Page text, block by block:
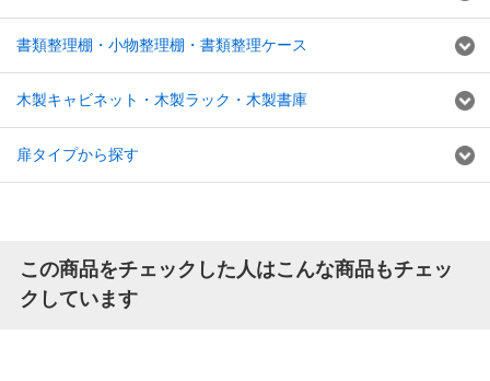
書類整理棚・小物整理棚・書類整理ケース
木製キャビネット・木製ラック・木製書庫
扉タイプから探す
この商品をチェックした人はこんな商品もチェッ
クしています